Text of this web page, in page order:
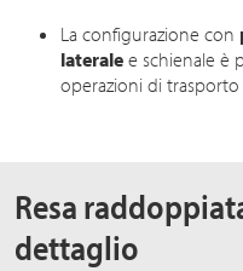
La configurazione con
laterale e schienale è
operazioni di
Resa
dettaglio